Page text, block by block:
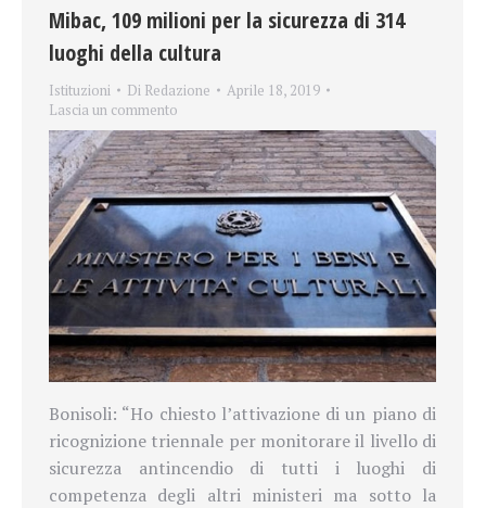
Mibac, 109 milioni per la sicurezza di 314
luoghi della cultura
Istituzioni Di Redazione
Aprile 18, 2019
Lascia un commento
Bonisoli: “Ho chiesto l’attivazione di un piano di
ricognizione triennale per monitorare il livello di
sicurezza antincendio di tutti i luoghi di
competenza degli altri ministeri ma sotto la